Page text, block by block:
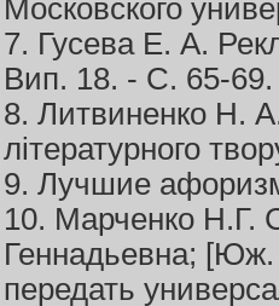
Московского
7. Гусева Е. А.
Вип. 18. - С. 65-
8. Литвиненко Н.
літературного
9. Лучшие
10. Марченко Н.Г.
Геннадьевна; [Юж.
передать